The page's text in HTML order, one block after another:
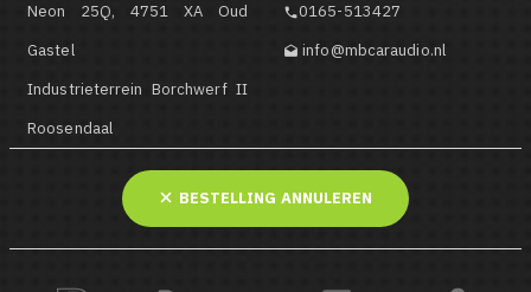
Neon 25Q, 4751 XA Oud
Gastel
Industrieterrein Borchwerf II
Roosendaal
0165-513427
 info@mbcaraudio.nl
BESTELLING ANNULEREN